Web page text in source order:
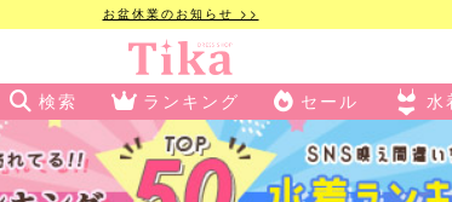
お盆休業のお知らせ >>
検索 ランキング セール 水